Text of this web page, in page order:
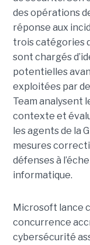
des opérations
réponse aux
trois catégories
sont chargés
potentielles
exploitées par
Team analysent
contexte et
les agents de la
mesures
défenses à
informatique.
Microsoft lance
concurrence
cybersécurité